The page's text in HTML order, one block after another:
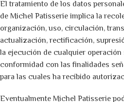
El tratamiento de los datos
de Michel Patisserie implica la
organización, uso, circulación,
actualización, rectificación,
la ejecución de cualquier operación
conformidad con las finalidades
para las cuales ha recibido
Eventualmente Michel Patisserie